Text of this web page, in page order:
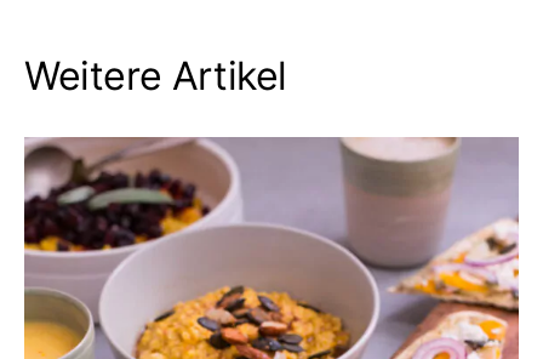
Weitere Artikel